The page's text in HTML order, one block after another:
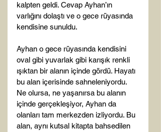
kalpten geldi. Cevap Ayhan’ın
varlığını dolaştı ve o gece rüyasında
kendisine sunuldu.
Ayhan o gece rüyasında kendisini
oval gibi yuvarlak gibi karışık renkli
ışıktan bir alanın içinde gördü. Hayatı
bu alan içerisinde sahneleniyordu.
Ne olursa, ne yaşanırsa bu alanın
içinde gerçekleşiyor, Ayhan da
olanları tam merkezden izliyordu. Bu
alan, aynı kutsal kitapta bahsedilen